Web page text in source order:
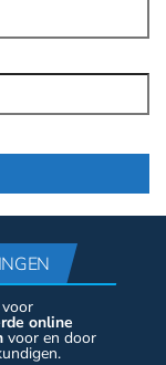
online
voor en door